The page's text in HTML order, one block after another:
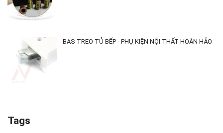
BAS TREO TỦ BẾP - PHỤ KIỆN NỘI THẤT HOÀN HẢO
Tags